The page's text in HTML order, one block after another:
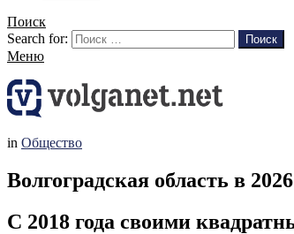
Поиск
Search for:
Поиск
Меню
in Общество
Волгоградская область в
С 2018 года своими